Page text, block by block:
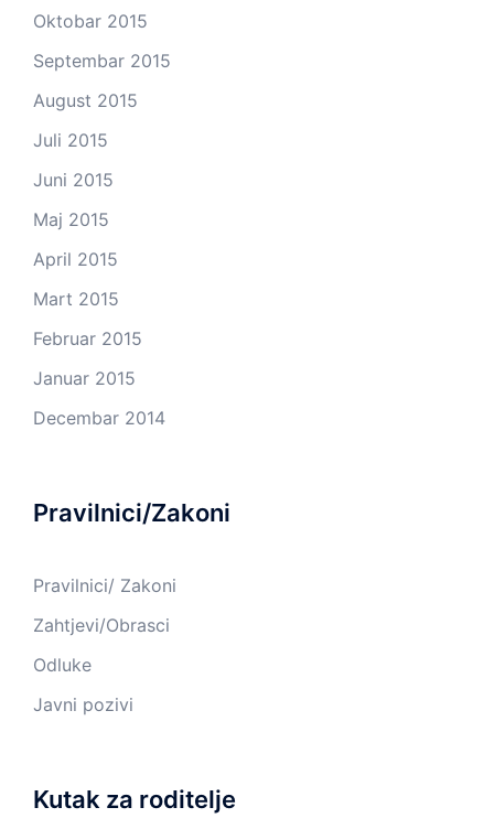
Oktobar 2015
Septembar 2015
August 2015
Juli 2015
Juni 2015
Maj 2015
April 2015
Mart 2015
Februar 2015
Januar 2015
Decembar 2014
Pravilnici/Zakoni
Pravilnici/ Zakoni
Zahtjevi/Obrasci
Odluke
Javni pozivi
Kutak za roditelje